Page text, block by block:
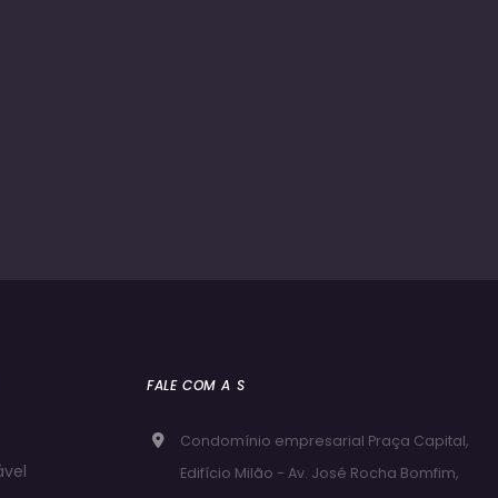
FALE COM A S
Condomínio empresarial Praça Capital,
Edifício Milão - Av. José Rocha Bomfim,